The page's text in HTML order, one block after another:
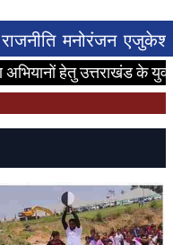
राजनीति मनोरंजन
हेतु उत्तराखंड के